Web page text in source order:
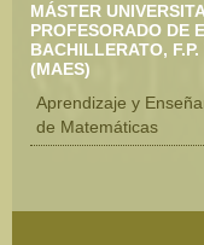
MÁSTER
PROFESORADO DE
BACHILLERATO,
(MAES)
Aprendizaje y
de Matemáticas